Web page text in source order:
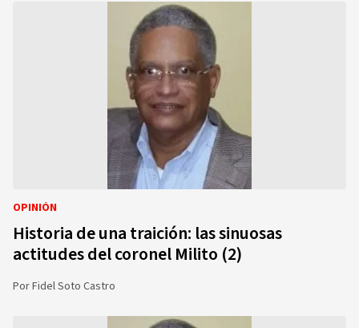
OPINIÓN
Historia de una traición: las sinuosas
actitudes del coronel Milito (2)
PorFidel Soto Castro